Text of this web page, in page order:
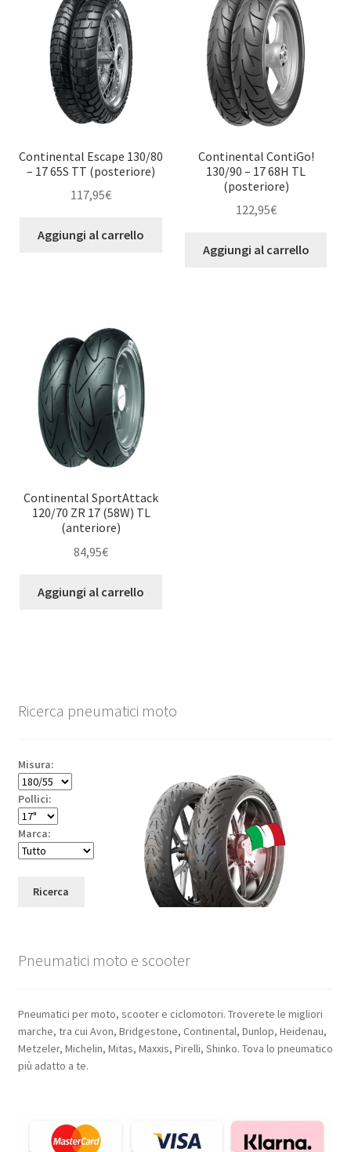
Continental Escape 130/80
– 17 65S TT (posteriore)
117,95€
Aggiungi al carrello
Continental ContiGo!
130/90 – 17 68H TL
(posteriore)
122,95€
Aggiungi al carrello
Continental SportAttack
120/70 ZR 17 (58W) TL
(anteriore)
84,95€
Aggiungi al carrello
Ricerca pneumatici moto
Misura:
Pollici:
Marca:
Ricerca
Pneumatici moto e scooter
Pneumatici per moto, scooter e ciclomotori. Troverete le migliori
marche, tra cui Avon, Bridgestone, Continental, Dunlop, Heidenau,
Metzeler, Michelin, Mitas, Maxxis, Pirelli, Shinko. Tova lo pneumatico
più adatto a te.